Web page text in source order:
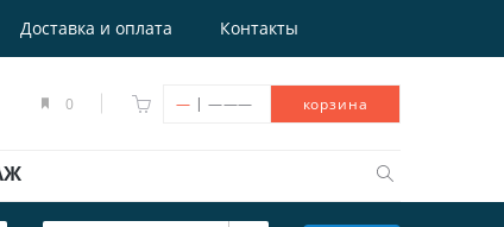
Доставка и оплата Контакты
0 — | ——— корзина